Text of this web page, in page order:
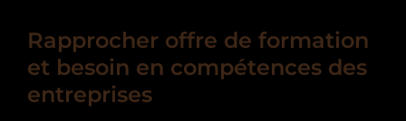
Rapprocher offre de formation
et besoin en compétences des
entreprises